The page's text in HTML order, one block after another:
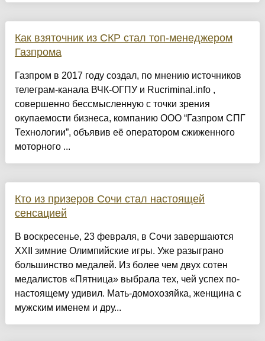
Как взяточник из СКР стал топ-менеджером
Газпрома
Газпром в 2017 году создал, по мнению источников
телеграм-канала ВЧК-ОГПУ и Rucriminal.info ,
совершенно бессмысленную с точки зрения
окупаемости бизнеса, компанию ООО “Газпром СПГ
Технологии”, объявив её оператором сжиженного
моторного ...
Кто из призеров Сочи стал настоящей
сенсацией
В воскресенье, 23 февраля, в Сочи завершаются
XXII зимние Олимпийские игры. Уже разыграно
большинство медалей. Из более чем двух сотен
медалистов «Пятница» выбрала тех, чей успех по-
настоящему удивил. Мать-домохозяйка, женщина с
мужским именем и дру...